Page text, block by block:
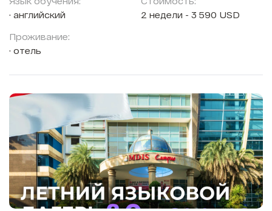
английский
Проживание:
отель
2 недели - 3 590 USD